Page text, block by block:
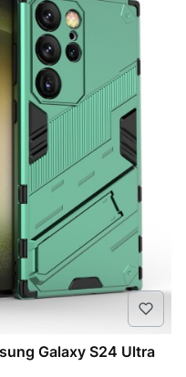
Galaxy S24 Ultra